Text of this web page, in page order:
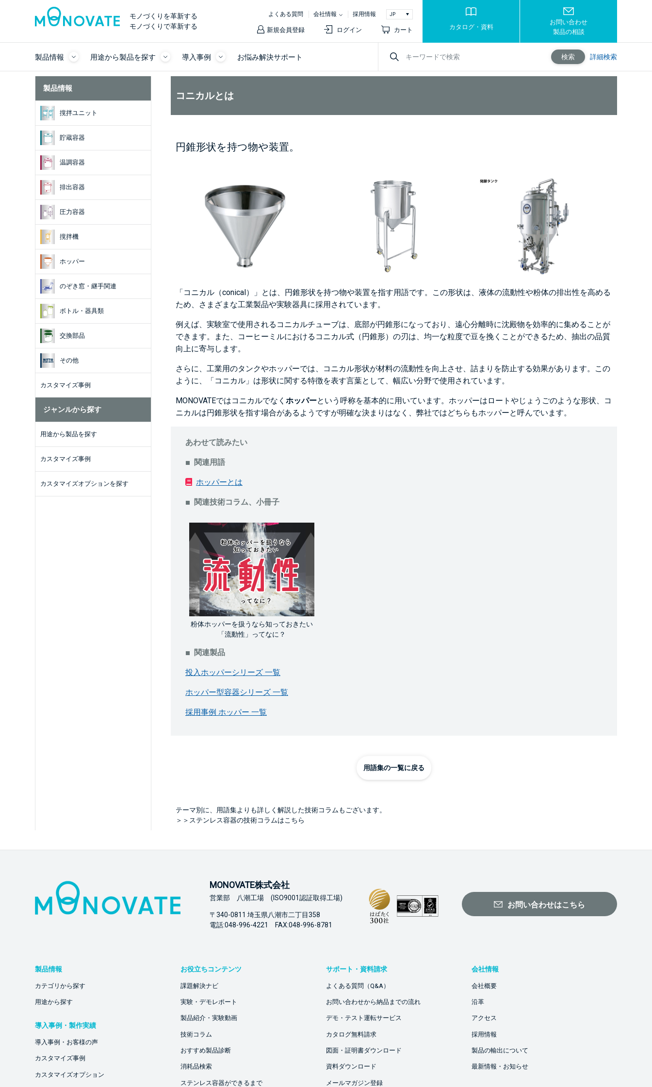
モノづくりを革新する
モノづくりで革新する
よくある質問 会社情報 採用情報
新規会員登録 ログイン カート カタログ・資料
お問い合わせ
製品の相談
製品情報 用途から製品を探す 導入事例 お悩み解決サポート 検索 詳細検索
製品情報
撹拌ユニット
貯蔵容器
温調容器
排出容器
圧力容器
撹拌機
ホッパー
のぞき窓・継手関連
ボトル・器具類
交換部品
その他
カスタマイズ事例
ジャンルから探す
用途から製品を探す
カスタマイズ事例
カスタマイズオプションを探す
コニカルとは
円錐形状を持つ物や装置。
「コニカル（conical）」とは、円錐形状を持つ物や装置を指す用語です。この形状は、液体の流動性や粉体の排出性を高める
ため、さまざまな工業製品や実験器具に採用されています。
例えば、実験室で使用されるコニカルチューブは、底部が円錐形になっており、遠心分離時に沈殿物を効率的に集めることが
できます。また、コーヒーミルにおけるコニカル式（円錐形）の刃は、均一な粒度で豆を挽くことができるため、抽出の品質
向上に寄与します。
さらに、工業用のタンクやホッパーでは、コニカル形状が材料の流動性を向上させ、詰まりを防止する効果があります。この
ように、「コニカル」は形状に関する特徴を表す言葉として、幅広い分野で使用されています。
MONOVATEではコニカルでなく ホッパーという呼称を基本的に用いています。ホッパーはロートやじょうごのような形状、コ
ニカルは円錐形状を指す場合があるようですが明確な決まりはなく、弊社ではどちらもホッパーと呼んでいます。
あわせて読みたい
関連用語
ホッパーとは
関連技術コラム、小冊子
粉体ホッパーを扱うなら知っておきたい
「流動性」ってなに？
関連製品
投入ホッパーシリーズ 一覧
ホッパー型容器シリーズ 一覧
採用事例 ホッパー 一覧
用語集の一覧に戻る
テーマ別に、用語集よりも詳しく解説した技術コラムもございます。
＞＞ステンレス容器の技術コラムはこちら
MONOVATE株式会社
営業部 八潮工場 (ISO9001認証取得工場)
〒340-0811 埼玉県八潮市二丁目358
電話:048-996-4221 FAX:048-996-8781
お問い合わせはこちら
製品情報
カテゴリから探す
用途から探す
導入事例・製作実績
導入事例・お客様の声
カスタマイズ事例
カスタマイズオプション
お役立ちコンテンツ
課題解決ナビ
実験・デモレポート
製品紹介・実験動画
技術コラム
おすすめ製品診断
消耗品検索
ステンレス容器ができるまで
サポート・資料請求
よくある質問（Q&A）
お問い合わせから納品までの流れ
デモ・テスト運転サービス
カタログ無料請求
図面・証明書ダウンロード
資料ダウンロード
メールマガジン登録
会社情報
会社概要
沿革
アクセス
採用情報
製品の輸出について
最新情報・お知らせ